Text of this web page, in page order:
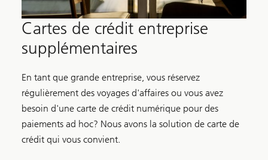
Cartes de crédit entreprise
supplémentaires
En tant que grande entreprise, vous réservez
régulièrement des voyages d'affaires ou vous avez
besoin d'une carte de crédit numérique pour des
paiements ad hoc? Nous avons la solution de carte de
crédit qui vous convient.